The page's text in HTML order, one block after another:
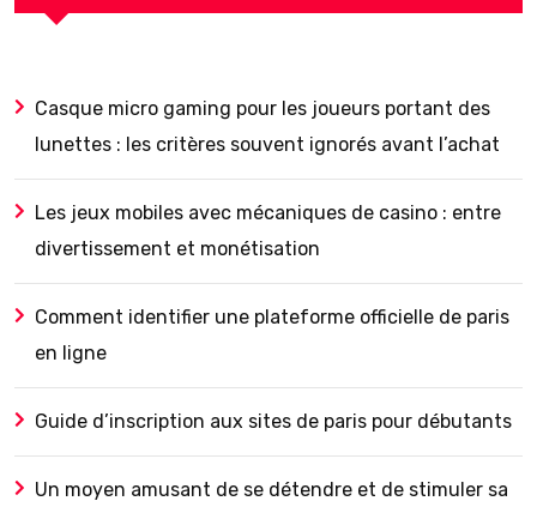
Casque micro gaming pour les joueurs portant des
lunettes : les critères souvent ignorés avant l’achat
Les jeux mobiles avec mécaniques de casino : entre
divertissement et monétisation
Comment identifier une plateforme officielle de paris
en ligne
Guide d’inscription aux sites de paris pour débutants
Un moyen amusant de se détendre et de stimuler sa